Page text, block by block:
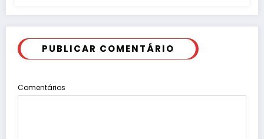
PUBLICAR COMENTÁRIO
Comentários